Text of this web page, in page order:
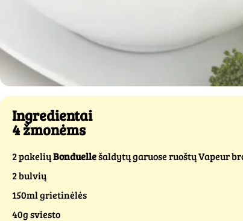
Ingredientai
4 žmonėms
2 pakeliųBonduellešaldytų garuose ruoštų Vapeur
2 bulvių
150ml grietinėlės
40g sviesto